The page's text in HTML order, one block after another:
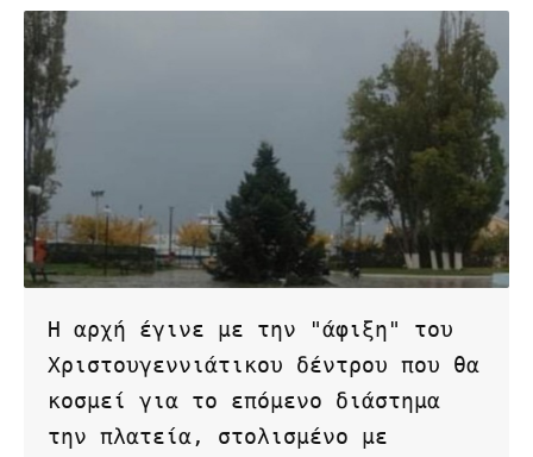
Η αρχή έγινε με την "άφιξη" του
Χριστουγεννιάτικου δέντρου που θα
κοσμεί για το επόμενο διάστημα
την πλατεία, στολισμένο με